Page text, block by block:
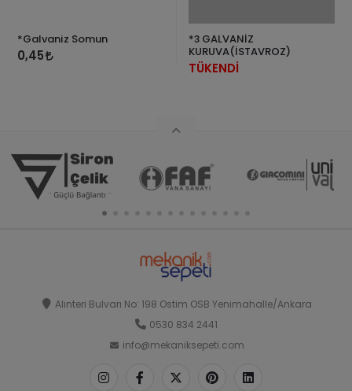
*Galvaniz Somun
0,45
*3 GALVANİZ
KURUVA(İSTAVROZ)
TÜKENDİ
Alınteri Bulvarı No: 198 Ostim OSB Yenimahalle/Ankara
0530 834 2441
info@mekaniksepeti.com